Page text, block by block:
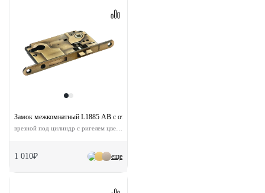
еще
Замок межкомнатный L1885 AB с ответной планкой
1 010₽